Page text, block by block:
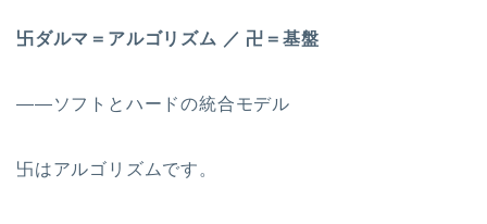
卐ダルマ＝アルゴリズム ／ 卍＝基盤
――ソフトとハードの統合モデル
卐はアルゴリズムです。